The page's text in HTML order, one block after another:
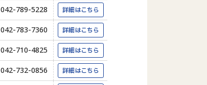
042-789-5228 詳細はこちら
042-783-7360 詳細はこちら
042-710-4825 詳細はこちら
042-732-0856 詳細はこちら